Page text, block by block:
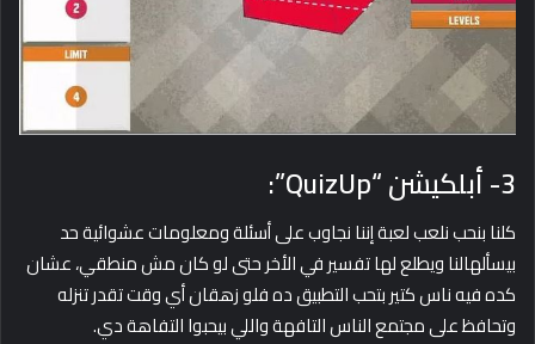
3- أبلكيشن “QuizUp”:
كلنا بنحب نلعب لعبة إننا نجاوب على أسئلة ومعلومات عشوائية حد
بيسألهالنا ويطلع لها تفسير في الأخر حتى لو كان مش منطقي، عشان
كده فيه ناس كتير بتحب التطبيق ده فلو زهقان أي وقت تقدر تنزله
وتحافظ على مجتمع الناس التافهة واللي بيحبوا التفاهة دي.